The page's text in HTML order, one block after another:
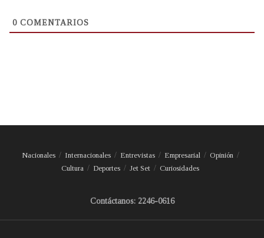
0 COMENTARIOS
Nacionales Internacionales Entrevistas Empresarial
Opinión
Cultura
Deportes Jet Set Curiosidades
Contáctanos: 2246-0616